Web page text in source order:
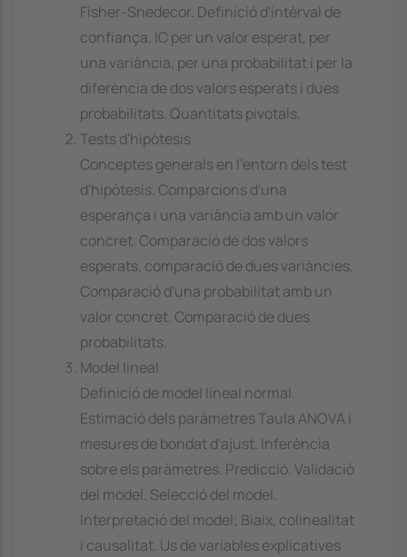
Fisher-Snedecor. Definició d'intèrval de
confiança. IC per un valor esperat, per
una variància, per una probabilitat i per la
diferència de dos valors esperats i dues
probabilitats. Quantitats pivotals.
Tests d'hipòtesis
Conceptes generals en l'entorn dels test
d'hipòtesis. Comparcions d'una
esperança i una variància amb un valor
concret. Comparació de dos valors
esperats, comparació de dues variàncies.
Comparació d'una probabilitat amb un
valor concret. Comparació de dues
probabilitats.
Model lineal
Definició de model lineal normal.
Estimació dels paràmetres Taula ANOVA i
mesures de bondat d'ajust. Inferència
sobre els paràmetres. Predicció. Validació
del model. Selecció del model.
Interpretació del model; Biaix, colinealitat
i causalitat. Us de variables explicatives